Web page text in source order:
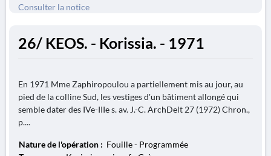
Consulter la notice
26/ KEOS. - Korissia. - 1971
En 1971 Mme Zaphiropoulou a partiellement mis au jour, au
pied de la colline Sud, les vestiges d'un bâtiment allongé qui
semble dater des IVe-IIIe s. av. J.-C. ArchDelt 27 (1972) Chron.,
p....
Nature de l'opération : Fouille - Programmée